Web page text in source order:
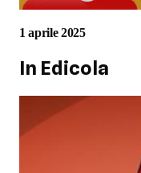
1 aprile 2025
In Edicola